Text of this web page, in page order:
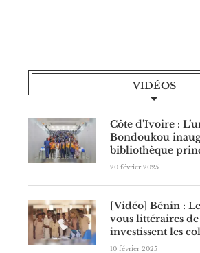
VIDÉOS
Côte d’Ivoire :
Bondoukou
bibliothèque
20 février 2025
[Vidéo] Bénin :
vous littéraires de
investissent les
10 février 2025